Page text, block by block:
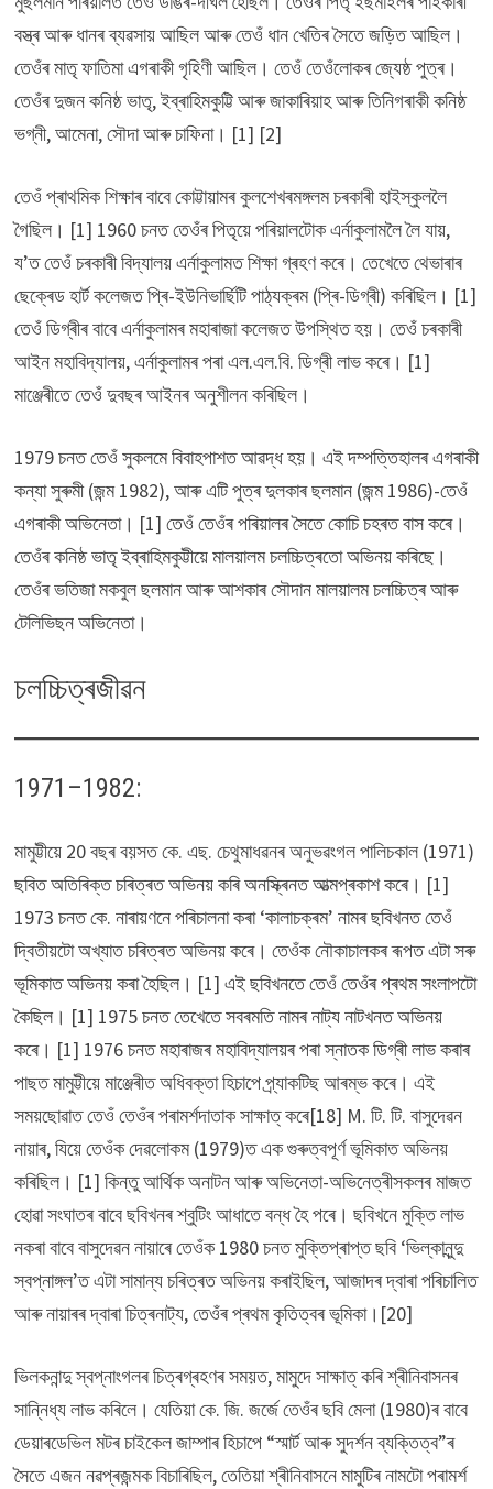
বস্ত্ৰ আৰু ধানৰ ব্যৱসায় আছিল আৰু তেওঁ ধান খেতিৰ সৈতে জড়িত আছিল।
তেওঁৰ মাতৃ ফাতিমা এগৰাকী গৃহিণী আছিল। তেওঁ তেওঁলোকৰ জ্যেষ্ঠ পুত্ৰ।
তেওঁৰ দুজন কনিষ্ঠ ভাতৃ, ইব্ৰাহিমকুট্টি আৰু জাকাৰিয়াহ আৰু তিনিগৰাকী কনিষ্ঠ
ভগ্নী, আমেনা, সৌদা আৰু চাফিনা। [1] [2]
তেওঁ প্ৰাথমিক শিক্ষাৰ বাবে কোট্টায়ামৰ কুলশেখৰমঙ্গলম চৰকাৰী হাইস্কুললৈ
গৈছিল। [1] 1960 চনত তেওঁৰ পিতৃয়ে পৰিয়ালটোক এৰ্নাকুলামলৈ লৈ যায়,
য’ত তেওঁ চৰকাৰী বিদ্যালয় এৰ্নাকুলামত শিক্ষা গ্ৰহণ কৰে। তেখেতে থেভাৰাৰ
ছেক্ৰেড হাৰ্ট কলেজত প্ৰি-ইউনিভাৰ্ছিটি পাঠ্যক্ৰম (প্ৰি-ডিগ্ৰী) কৰিছিল। [1]
তেওঁ ডিগ্ৰীৰ বাবে এৰ্নাকুলামৰ মহাৰাজা কলেজত উপস্থিত হয়। তেওঁ চৰকাৰী
আইন মহাবিদ্যালয়, এৰ্নাকুলামৰ পৰা এল.এল.বি. ডিগ্ৰী লাভ কৰে। [1]
মাঞ্জেৰীতে তেওঁ দুবছৰ আইনৰ অনুশীলন কৰিছিল।
1979 চনত তেওঁ সুকলমে বিবাহপাশত আৱদ্ধ হয়। এই দম্পত্তিহালৰ এগৰাকী
কন্যা সুৰুমী (জন্ম 1982), আৰু এটি পুত্ৰ দুলকাৰ ছলমান (জন্ম 1986)-তেওঁ
এগৰাকী অভিনেতা। [1] তেওঁ তেওঁৰ পৰিয়ালৰ সৈতে কোচি চহৰত বাস কৰে।
তেওঁৰ কনিষ্ঠ ভাতৃ ইব্ৰাহিমকুট্টীয়ে মালয়ালম চলচ্চিত্ৰতো অভিনয় কৰিছে।
তেওঁৰ ভতিজা মকবুল ছলমান আৰু আশকাৰ সৌদান মালয়ালম চলচ্চিত্ৰ আৰু
টেলিভিছন অভিনেতা।
চলচ্চিত্ৰজীৱন
1971–1982:
মামুট্টীয়ে 20 বছৰ বয়সত কে. এছ. চেথুমাধৱনৰ অনুভৱংগল পালিচকাল (1971)
ছবিত অতিৰিক্ত চৰিত্ৰত অভিনয় কৰি অনস্ক্ৰিনত আত্মপ্ৰকাশ কৰে। [1]
1973 চনত কে. নাৰায়ণনে পৰিচালনা কৰা ‘কালাচক্ৰম’ নামৰ ছবিখনত তেওঁ
দ্বিতীয়টো অখ্যাত চৰিত্ৰত অভিনয় কৰে। তেওঁক নৌকাচালকৰ ৰূপত এটা সৰু
ভূমিকাত অভিনয় কৰা হৈছিল। [1] এই ছবিখনতে তেওঁ তেওঁৰ প্ৰথম সংলাপটো
কৈছিল। [1] 1975 চনত তেখেতে সবৰমতি নামৰ নাট্য নাটখনত অভিনয়
কৰে। [1] 1976 চনত মহাৰাজৰ মহাবিদ্যালয়ৰ পৰা স্নাতক ডিগ্ৰী লাভ কৰাৰ
পাছত মামুট্টীয়ে মাঞ্জেৰীত অধিবক্তা হিচাপে প্ৰ্যাকটিছ আৰম্ভ কৰে। এই
সময়ছোৱাত তেওঁ তেওঁৰ পৰামৰ্শদাতাক সাক্ষাত্ কৰে[18] M. টি. টি. বাসুদেৱন
নায়াৰ, যিয়ে তেওঁক দেৱলোকম (1979)ত এক গুৰুত্বপূৰ্ণ ভূমিকাত অভিনয়
কৰিছিল। [1] কিন্তু আৰ্থিক অনাটন আৰু অভিনেতা-অভিনেত্ৰীসকলৰ মাজত
হোৱা সংঘাতৰ বাবে ছবিখনৰ শ্বুটিং আধাতে বন্ধ হৈ পৰে। ছবিখনে মুক্তি লাভ
নকৰা বাবে বাসুদেৱন নায়াৰে তেওঁক 1980 চনত মুক্তিপ্ৰাপ্ত ছবি ‘ভিল্কানুন্দু
স্বপ্নাঙ্গল’ত এটা সামান্য চৰিত্ৰত অভিনয় কৰাইছিল, আজাদৰ দ্বাৰা পৰিচালিত
আৰু নায়াৰৰ দ্বাৰা চিত্ৰনাট্য, তেওঁৰ প্ৰথম কৃতিত্বৰ ভূমিকা।[20]
ভিলকনান্দু স্বপ্নাংগলৰ চিত্ৰগ্ৰহণৰ সময়ত, মামুদে সাক্ষাত্ কৰি শ্ৰীনিবাসনৰ
সান্নিধ্য লাভ কৰিলে। যেতিয়া কে. জি. জৰ্জে তেওঁৰ ছবি মেলা (1980)ৰ বাবে
ডেয়াৰডেভিল মটৰ চাইকেল জাম্পাৰ হিচাপে “স্মাৰ্ট আৰু সুদৰ্শন ব্যক্তিত্ব”ৰ
সৈতে এজন নৱপ্ৰজন্মক বিচাৰিছিল, তেতিয়া শ্ৰীনিবাসনে মামুটিৰ নামটো পৰামৰ্শ